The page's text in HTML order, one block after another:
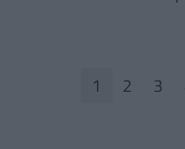
1 2 3